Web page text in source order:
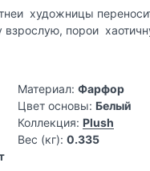
художницы
порои
Материал: Фарфор
Цвет основы: Белый
Коллекция: Plush
Вес (кг): 0.335